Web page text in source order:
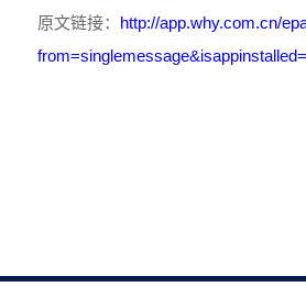
原文链接： http://app.why.com.cn/